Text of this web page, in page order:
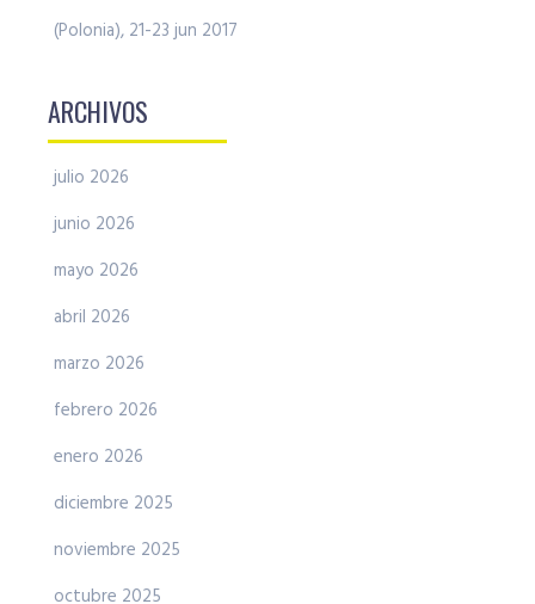
(Polonia), 21-23 jun 2017
ARCHIVOS
julio 2026
junio 2026
mayo 2026
abril 2026
marzo 2026
febrero 2026
enero 2026
diciembre 2025
noviembre 2025
octubre 2025